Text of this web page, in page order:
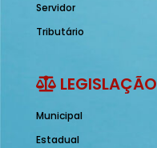
Servidor
Tributário
LEGISLAÇÃO
Municipal
Estadual